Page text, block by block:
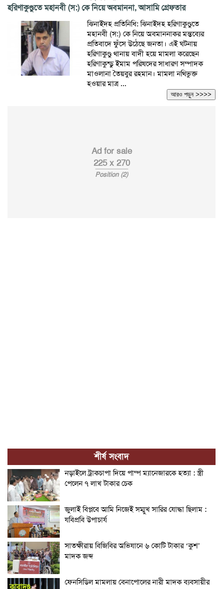
হরিণাকুণ্ডুতে মহানবী (স:) কে নিয়ে অবমাননা, আসামি গ্রেফতার
ঝিনাইদহ প্রতিনিধি: ঝিনাইদহ হরিণাকুণ্ডুতে
মহানবী (স:) কে নিয়ে অবমাননাকর মন্তব্যের
প্রতিবাদে ফুঁসে উঠেছে জনতা। এই ঘটনায়
হরিণাকুণ্ডু থানায় বাদী হয়ে মামলা করেছেন
হরিণাকুন্ডু ইমাম পরিষদের সাধারণ সম্পাদক
মাওলানা তৈয়বুর রহমান। মামলা নথিভুক্ত
হওয়ার মাত্র ...
আরও পড়ুন >>>>
Ad for sale
225 x 270
Position (2)
শীর্ষ সংবাদ
নড়াইলে ট্রাকচাপা দিয়ে পাম্প ম্যানেজারকে হত্যা : স্ত্রী
পেলেন ৭ লাখ টাকার চেক
জুলাই বিপ্লবে আমি নিজেই সম্মুখ সারির যোদ্ধা ছিলাম :
যবিপ্রবি উপাচার্য
সাতক্ষীরায় বিজিবির অভিযানে ৬ কোটি টাকার ‘কুশ’
মাদক জব্দ
ফেনসিডিল মামলায় বেনাপোলের নারী মাদক ব্যবসায়ীর